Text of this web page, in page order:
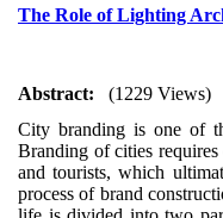
The Role of Lighting
Abstract:
(1229 Views)
City branding is one of
Branding of cities
and tourists, which
process of brand